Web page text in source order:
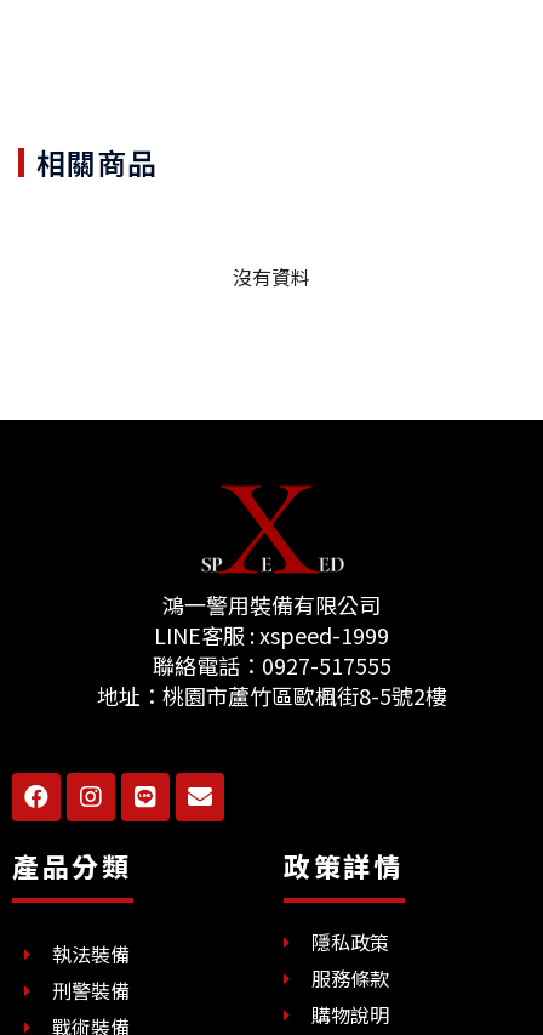
相關商品
沒有資料
鴻一警用裝備有限公司
LINE客服 : xspeed-1999
聯絡電話：0927-517555
地址：桃園市蘆竹區歐楓街8-5號2樓
F
a
c
e
b
o
I
n
s
t
a
g
a
m
L
i
n
E
n
v
產品分類
執法裝備
刑警裝備
戰術裝備
政策詳情
隱私政策
服務條款
購物說明